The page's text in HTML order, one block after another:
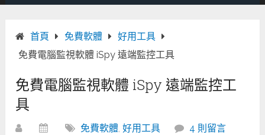
首頁 免費軟體
好用工具
免費電腦監視軟體 iSpy 遠端監控工具
免費電腦監視軟體 iSpy 遠端監控工
具
免費軟體,好用工具 4 則留言